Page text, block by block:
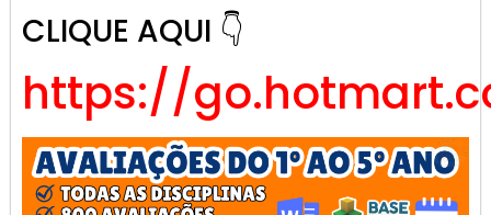
CLIQUE AQUI 👇
https://